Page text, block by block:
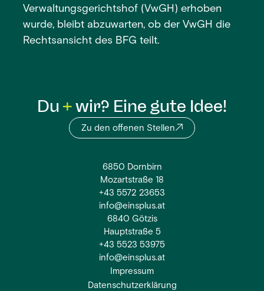
Verwaltungsgerichtshof (VwGH) erhoben
wurde, bleibt abzuwarten, ob der VwGH die
Rechtsansicht des BFG teilt.
Du wir? Eine gute Idee!
Zu den offenen Stellen
6850 Dornbirn
Mozartstraße 18
+43 5572 23653
info@einsplus.at
6840 Götzis
Hauptstraße 5
+43 5523 53975
info@einsplus.at
Impressum
Datenschutzerklärung